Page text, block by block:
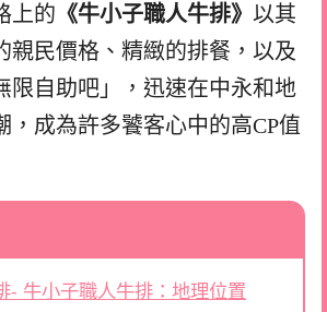
上的 《牛小子職人牛排》 以其
親民價格、精緻的排餐，以及
限自助吧」，迅速在中永和地
，成為許多饕客心中的高CP值
- 牛小子職人牛排：地理位置